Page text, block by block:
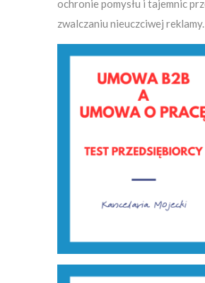
ochronie pomysłu i tajemnic
zwalczaniu nieuczciwej reklamy.